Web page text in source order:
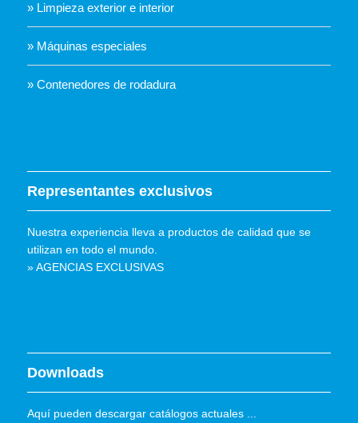
» Limpieza exterior e interior
» Máquinas especiales
» Contenedores de rodadura
Representantes exclusivos
Nuestra experiencia lleva a productos de calidad que se
utilizan en todo el mundo.
» AGENCIAS EXCLUSIVAS
Downloads
Aquí pueden descargar catálogos actuales ...